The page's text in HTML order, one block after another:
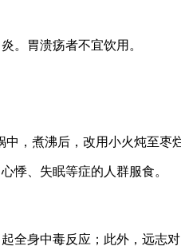
。胃溃疡者不宜饮用。
，煮沸后，改用小火炖至枣
悸、失眠等症的人群服食。
身中毒反应；此外，远志